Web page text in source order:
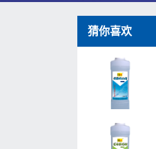
猜你喜欢